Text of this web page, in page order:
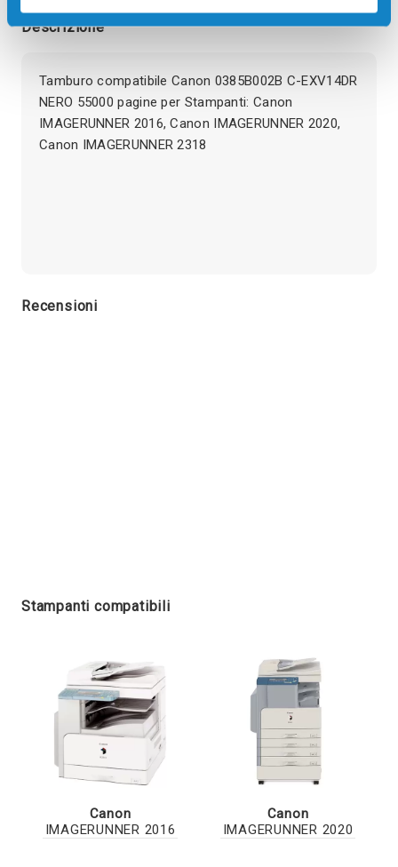
Descrizione
Tamburo compatibile Canon 0385B002B C-EXV14DR
NERO 55000 pagine per Stampanti: Canon
IMAGERUNNER 2016, Canon IMAGERUNNER 2020,
Canon IMAGERUNNER 2318
Recensioni
Stampanti compatibili
Canon
IMAGERUNNER 2016
Canon
IMAGERUNNER 2020